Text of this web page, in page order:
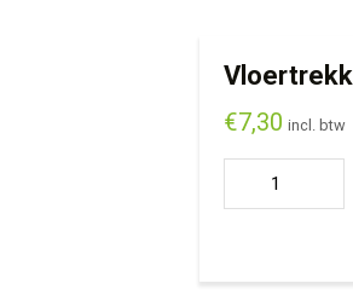
€7,30 incl. btw